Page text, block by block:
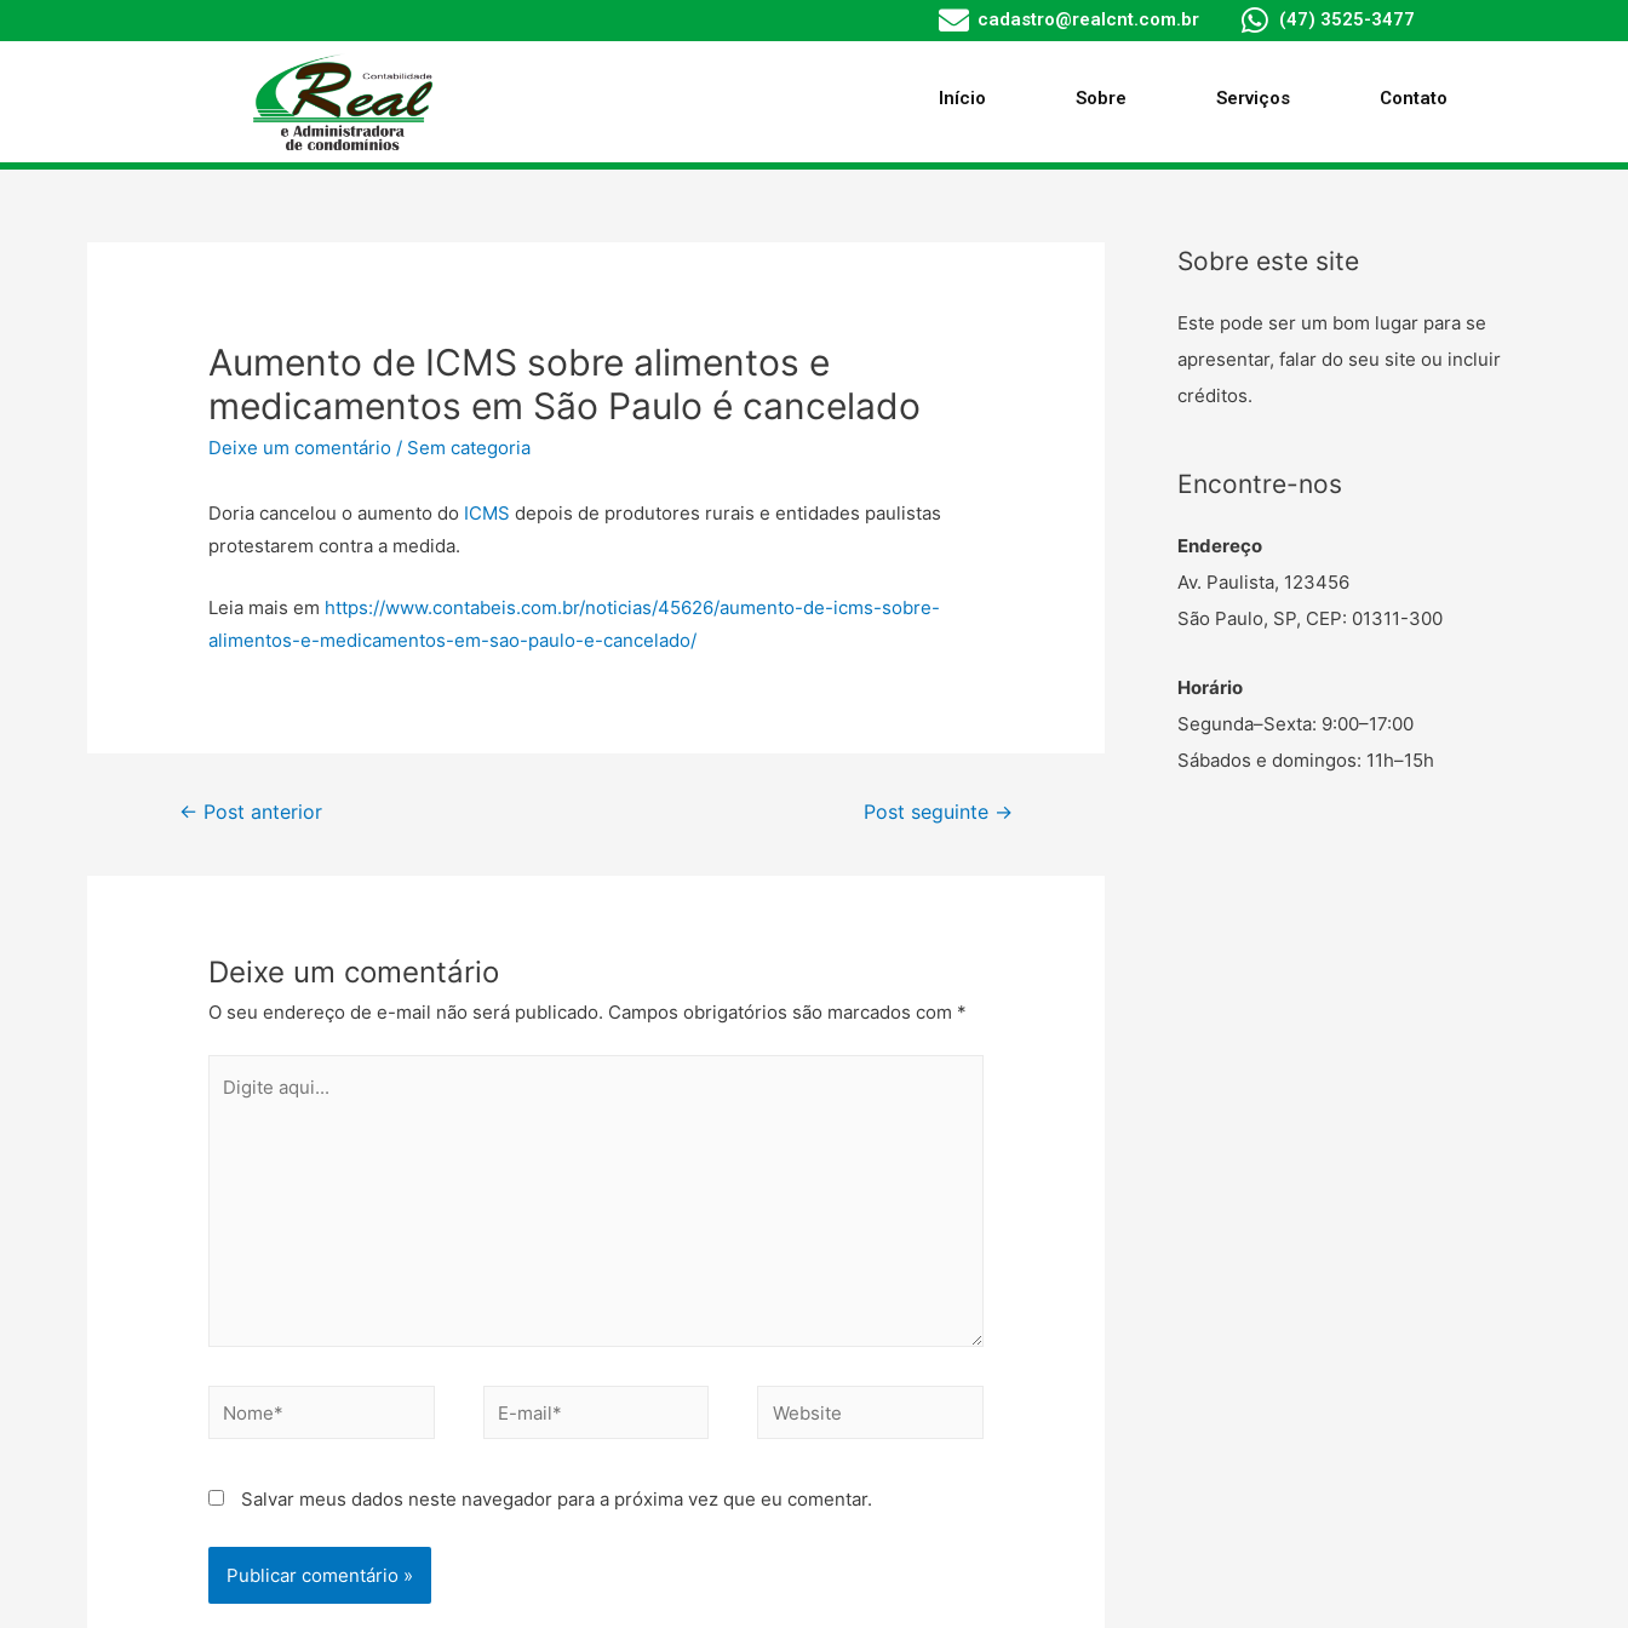
cadastro@realcnt.com.br (47) 3525-3477
Início Sobre Serviços Contato
Aumento de ICMS sobre alimentos e
medicamentos em São Paulo é cancelado
Deixe um comentário / Sem categoria
Doria cancelou o aumento do ICMS depois de produtores rurais e entidades paulistas
protestarem contra a medida.
Leia mais em https://www.contabeis.com.br/noticias/45626/aumento-de-icms-sobre-
alimentos-e-medicamentos-em-sao-paulo-e-cancelado/
← Post anterior Post seguinte →
Deixe um comentário
O seu endereço de e-mail não será publicado. Campos obrigatórios são marcados com *
Salvar meus dados neste navegador para a próxima vez que eu comentar.
Sobre este site
Este pode ser um bom lugar para se
apresentar, falar do seu site ou incluir
créditos.
Encontre-nos
Endereço
Av. Paulista, 123456
São Paulo, SP, CEP: 01311-300
Horário
Segunda–Sexta: 9:00–17:00
Sábados e domingos: 11h–15h